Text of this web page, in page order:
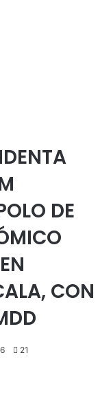
DE
CON
21